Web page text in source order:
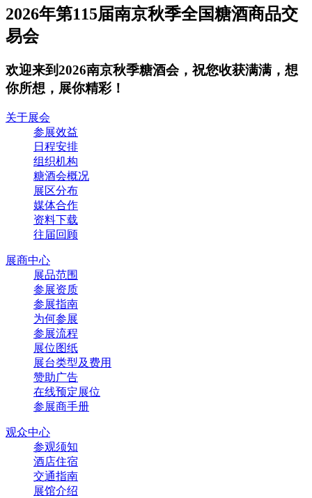
2026年第115届南京秋季全国糖酒商品交
易会
欢迎来到2026南京秋季糖酒会，祝您收获满满，想
你所想，展你精彩！
关于展会
参展效益
日程安排
组织机构
糖酒会概况
展区分布
媒体合作
资料下载
往届回顾
展商中心
展品范围
参展资质
参展指南
为何参展
参展流程
展位图纸
展台类型及费用
赞助广告
在线预定展位
参展商手册
观众中心
参观须知
酒店住宿
交通指南
展馆介绍